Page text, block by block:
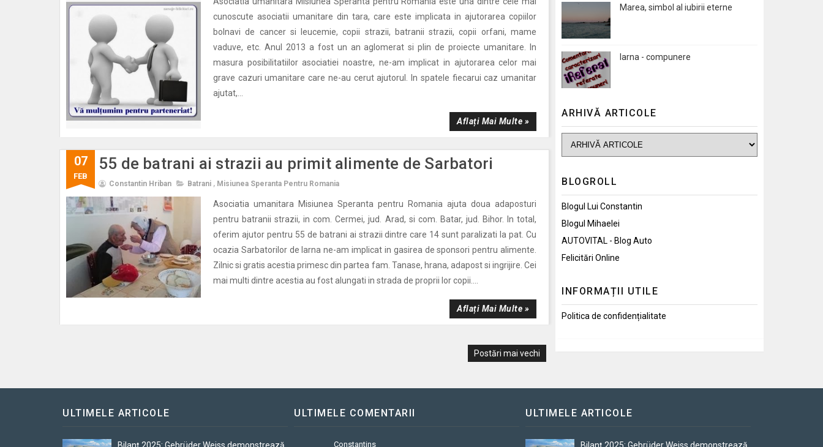
cunoscute asociatii umanitare din tara, care este implicata in ajutorarea copiilor
bolnavi de cancer si leucemie, copii strazii, batranii strazii, copii orfani, mame
vaduve, etc. Anul 2013 a fost un an aglomerat si plin de proiecte umanitare. In
masura posibilitatiilor asociatiei noastre, ne-am implicat in ajutorarea celor mai
grave cazuri umanitare care ne-au cerut ajutorul. In spatele fiecarui caz umanitar
ajutat,...
Aflați Mai Multe »
07
FEB
55 de batrani ai strazii au primit alimente de Sarbatori
Constantin Hriban Batrani , Misiunea Speranta Pentru Romania
Asociatia umanitara Misiunea Speranta pentru Romania ajuta doua adaposturi
pentru batranii strazii, in com. Cermei, jud. Arad, si com. Batar, jud. Bihor. In total,
oferim ajutor pentru 55 de batrani ai strazii dintre care 14 sunt paralizati la pat. Cu
ocazia Sarbatorilor de Iarna ne-am implicat in gasirea de sponsori pentru alimente.
Zilnic si gratis acestia primesc din partea fam. Tanase, hrana, adapost si ingrijire. Cei
mai multi dintre acestia au fost alungati in strada de proprii lor copii....
Aflați Mai Multe »
Postări mai vechi
Marea, simbol al iubirii eterne
Iarna - compunere
ARHIVĂ ARTICOLE
BLOGROLL
Blogul Lui Constantin
Blogul Mihaelei
AUTOVITAL - Blog Auto
Felicitări Online
INFORMAȚII UTILE
Politica de confidențialitate
ULTIMELE ARTICOLE ULTIMELE COMENTARII
Constantins
ULTIMELE ARTICOLE